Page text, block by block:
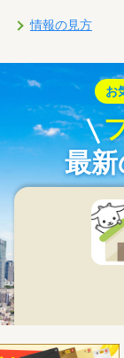
情報の見方
お
最